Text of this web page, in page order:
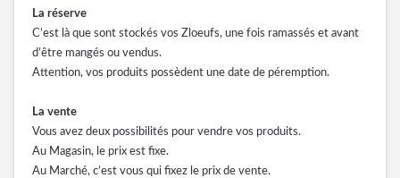
La réserve
C’est là que sont stockés vos Zloeufs, une fois ramassés et avant
d’être mangés ou vendus.
Attention, vos produits possèdent une date de péremption.
La vente
Vous avez deux possibilités pour vendre vos produits.
Au Magasin, le prix est fixe.
Au Marché, c’est vous qui fixez le prix de vente.